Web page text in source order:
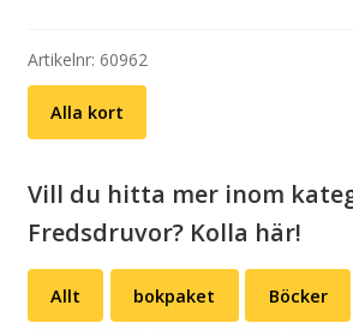
Artikelnr: 60962
Alla kort
Vill du hitta mer inom
Fredsdruvor? Kolla här!
Allt bokpaket Böcker